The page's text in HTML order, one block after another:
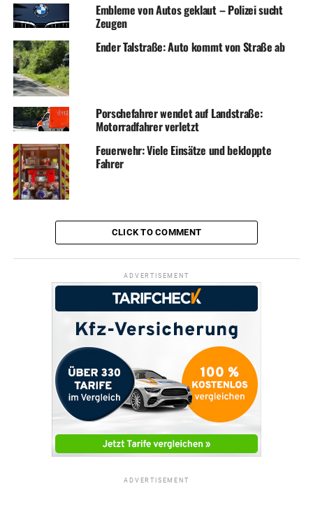
Embleme von Autos geklaut – Polizei sucht
Zeugen
Ender Talstraße: Auto kommt von Straße ab
Porschefahrer wendet auf Landstraße:
Motorradfahrer verletzt
Feuerwehr: Viele Einsätze und bekloppte
Fahrer
CLICK TO COMMENT
ADVERTISEMENT
ADVERTISEMENT